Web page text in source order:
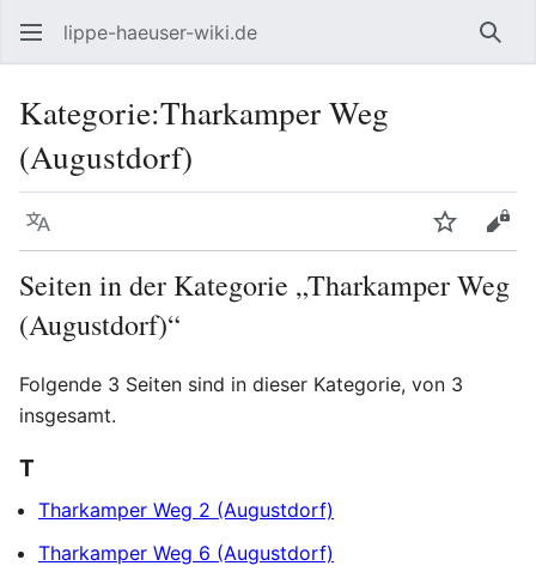
lippe-haeuser-wiki.de
Kategorie:Tharkamper Weg
(Augustdorf)
Sprache
Seiten in der Kategorie „Tharkamper Weg
(Augustdorf)“
Folgende 3 Seiten sind in dieser Kategorie, von 3
insgesamt.
T
Tharkamper Weg 2 (Augustdorf)
Tharkamper Weg 6 (Augustdorf)